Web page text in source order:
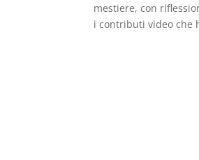
mestiere, con
i contributi video che